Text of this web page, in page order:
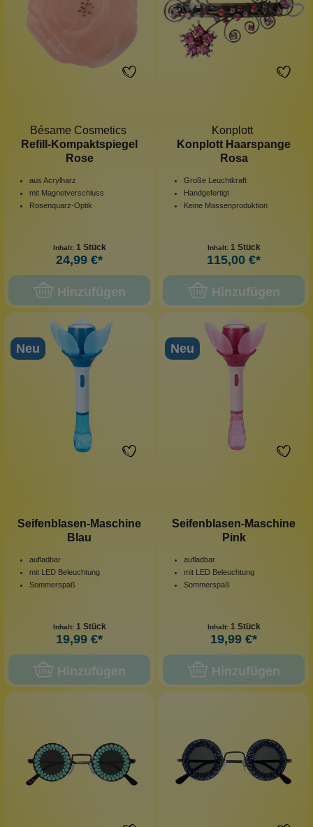
Bésame Cosmetics
Refill-Kompaktspiegel
Rose
aus Acrylharz
mit Magnetverschluss
Rosenquarz-Optik
Inhalt: 1 Stück
24,99 €*
Hinzufügen
Konplott
Konplott Haarspange
Rosa
Große Leuchtkraft
Handgefertigt
Keine Massenproduktion
Inhalt: 1 Stück
115,00 €*
Hinzufügen
Neu
Seifenblasen-Maschine
Blau
aufladbar
mit LED Beleuchtung
Sommerspaß
Inhalt: 1 Stück
19,99 €*
Hinzufügen
Neu
Seifenblasen-Maschine
Pink
aufladbar
mit LED Beleuchtung
Sommerspaß
Inhalt: 1 Stück
19,99 €*
Hinzufügen